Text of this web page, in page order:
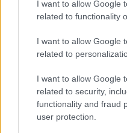
I want to allow Google
related to functionality
I want to allow Google
related to
I want to allow Google
related to security,
functionality and fraud
user protection.
tekergetek a csatornák
mindenhol ugyanaz a